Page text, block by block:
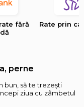
fără
Rate prin
perne
bun, să te trezești
ziua cu zâmbetul